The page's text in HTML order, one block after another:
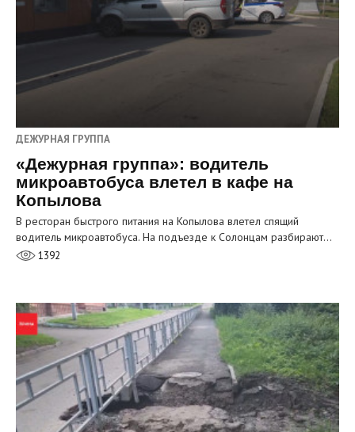
ДЕЖУРНАЯ ГРУППА
«Дежурная группа»: водитель
микроавтобуса влетел в кафе на
Копылова
В ресторан быстрого питания на Копылова влетел спящий
водитель микроавтобуса. На подъезде к Солонцам разбирают…
1392